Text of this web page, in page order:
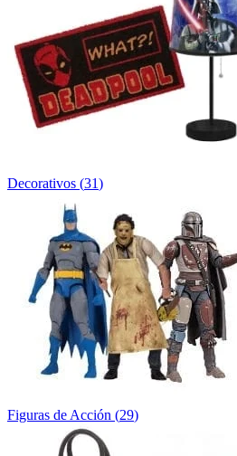
Decorativos (31)
Figuras de Acción (29)